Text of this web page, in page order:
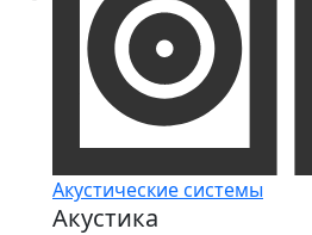
Акустические системы
Акустика